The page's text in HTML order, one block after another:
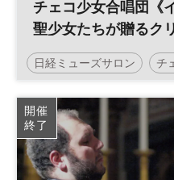
チェコ少女合唱団
聖少女たちが贈るク
日経ミューズサロン チ
クリスマス 日経ホール
開催
終了